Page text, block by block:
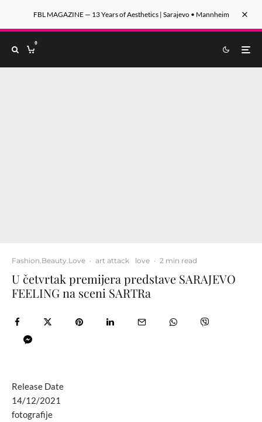
FBL MAGAZINE — 13 Years of Aesthetics | Sarajevo • Mannheim
0
Fashion.Beauty.Love · art attack love · 2 min read
U četvrtak premijera predstave SARAJEVO
FEELING na sceni SARTRa
Release Date
14/12/2021
fotografije